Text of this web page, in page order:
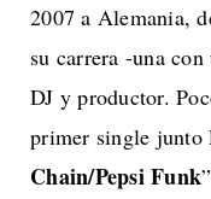
2007 a Alemania,
su carrera -una
DJ y productor.
primer single junto
Chain/Pepsi Funk